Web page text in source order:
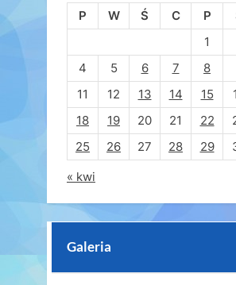
P
W Ś C P
1
4
5 6 7 8
11
12 13 14 15
18
19 20 21 22
25
26 27 28 29
« kwi
Galeria